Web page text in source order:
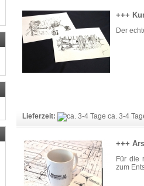
+++
Der
Lieferzeit: ca. 3-4
+++
Für die
zum